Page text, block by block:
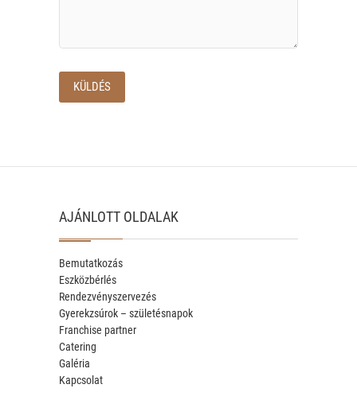
AJÁNLOTT OLDALAK
Bemutatkozás
Eszközbérlés
Rendezvényszervezés
Gyerekzsúrok – születésnapok
Franchise partner
Catering
Galéria
Kapcsolat